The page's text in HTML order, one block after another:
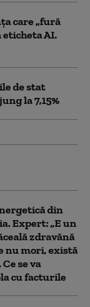
care „fură
AI.
de stat
la 7,15%
din
Expert: „E un
zdravănă
nu mori, există
se va
cu facturile